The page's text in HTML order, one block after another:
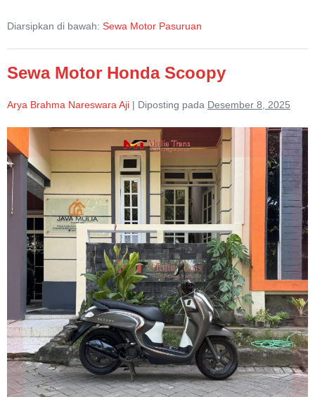
Vario
Diarsipkan di bawah: Sewa Motor Pasuruan
Sewa Motor Honda Scoopy
Arya Brahma Nareswara Aji | Diposting pada Desember 8, 2025
Sewa
Motor
Honda
Scoopy